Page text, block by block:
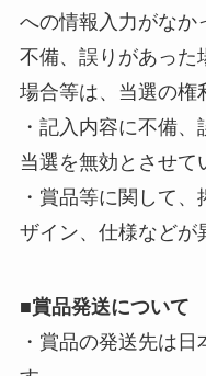
への情報入力がなか
不備、誤りがあった
場合等は、当選の権
・記入内容に不備、
当選を無効とさせて
・賞品等に関して
ザイン、仕様などが
■賞品発送について
・賞品の発送先は